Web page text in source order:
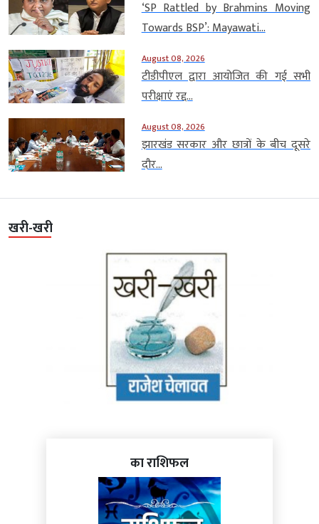
‘SP Rattled by Brahmins Moving
Towards BSP’: Mayawati...
August 08, 2026
टीडीपीएल द्वारा आयोजित की गई सभी
परीक्षाएं रद्द...
August 08, 2026
झारखंड सरकार और छात्रों के बीच दूसरे
दौर...
खरी-खरी
का राशिफल